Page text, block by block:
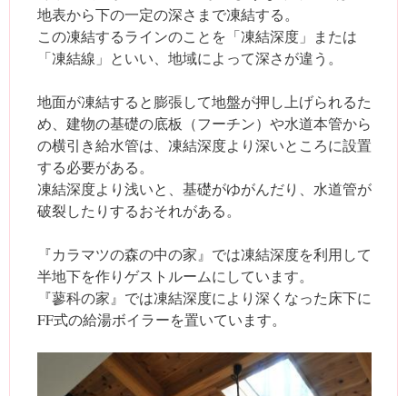
地表から下の一定の深さまで凍結する。
この凍結するラインのことを「凍結深度」または
「凍結線」といい、地域によって深さが違う。
地面が凍結すると膨張して地盤が押し上げられるた
め、建物の基礎の底板（フーチン）や水道本管から
の横引き給水管は、凍結深度より深いところに設置
する必要がある。
凍結深度より浅いと、基礎がゆがんだり、水道管が
破裂したりするおそれがある。
『カラマツの森の中の家』では凍結深度を利用して
半地下を作りゲストルームにしています。
『蓼科の家』では凍結深度により深くなった床下に
FF式の給湯ボイラーを置いています。